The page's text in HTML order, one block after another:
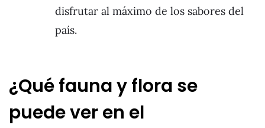
disfrutar al máximo de los sabores del
país.
¿Qué fauna y flora se
puede ver en el